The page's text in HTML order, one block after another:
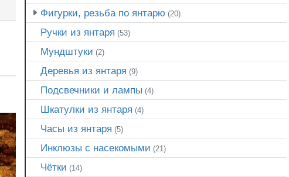
Фигурки, резьба по янтарю (20)
Ручки из янтаря (53)
Мундштуки (2)
Деревья из янтаря (9)
Подсвечники и лампы (4)
Шкатулки из янтаря (4)
Часы из янтаря (5)
Инклюзы с насекомыми (21)
Чётки (14)